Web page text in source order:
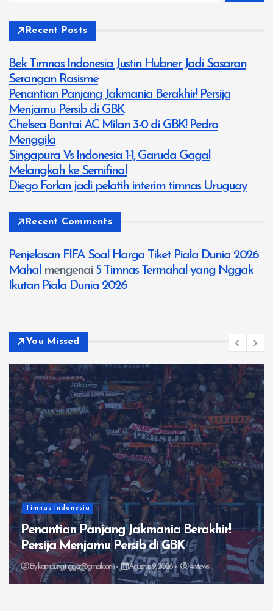
Recent Posts
Bek Timnas Indonesia Justin Hubner Jadi Sasaran
Serangan Rasisme
Penantian Panjang Jakmania Berakhir! Persija
Menjamu Persib di GBK
Chelsea Bantai AC Milan 3-0 di GBK! Pedro
Menggila
Singapura Vs Indonesia 1-1, Garuda Gagal
Melangkah ke Semifinal
Diego Forlan jadi pelatih interim timnas Uruguay
Recent Comments
Penjelasan FIFA Soal Harga Tiket Piala Dunia 2026
Mahal mengenai 5 Timnas Termahal yang Nggak
Ikutan Piala Dunia 2026
You Missed
Timnas Indonesia
Penantian Panjang Jakmania Berakhir!
Persija Menjamu Persib di GBK
Bykampungjingga@gmail.com Agustus 9, 2026 4 views